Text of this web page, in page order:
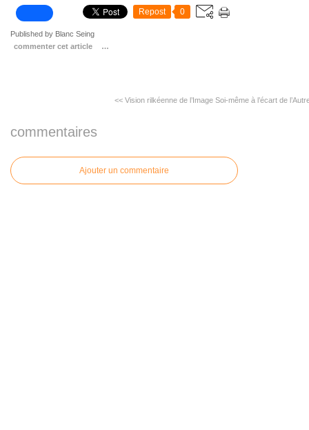
Repost 0
Published by Blanc Seing
commenter cet article
…
<< Vision rilkéenne de l’Image Soi-même à l’écart de
commentaires
Ajouter un commentaire